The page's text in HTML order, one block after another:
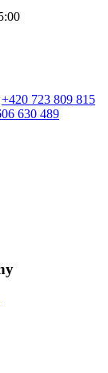
+420 723 809 815
630 489